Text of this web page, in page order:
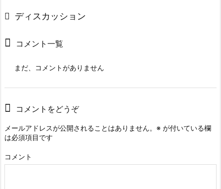
ディスカッション
コメント一覧
まだ、コメントがありません
コメントをどうぞ
メールアドレスが公開されることはありません。 ※ が付いている欄
は必須項目です
コメント